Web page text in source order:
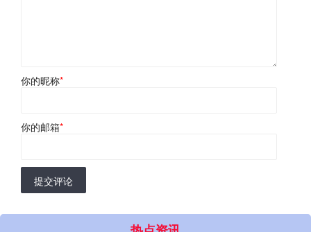
你的昵称*
你的邮箱*
提交评论